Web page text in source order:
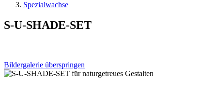
Spezialwachse
S-U-SHADE-SET
Bildergalerie überspringen